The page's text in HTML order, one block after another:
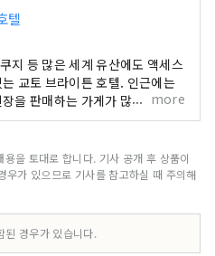
텔
지 등 많은 세계 유산에도 액세스
교토 브라이튼 호텔. 인근에는
을 판매하는 가게가 많아 쇼핑도
교토고쇼까지는 도보 약 5분, 아
상주하고 있어, 관광이나 식사
험 등에 대해서도 부담없이 상담
별한 투어도 등장. 객실은 평균 42
도 여유의 넓이, 느긋하게 편안
있습니다. 서양식・철판구이・
more
을 토대로 합니다. 기사 공개 후 상품이
우가 있으므로 기사를 참고하실 때 주의해
된 경우가 있습니다.